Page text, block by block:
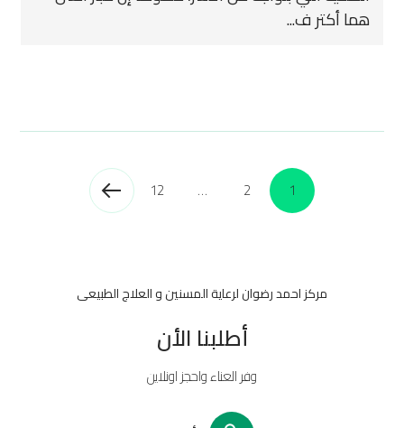
هما أكتر ف...
1
2
…
12
مركز احمد رضوان لرعاية المسنين و العلاج الطبيعى
أطلبنا الأن
وفر العناء واحجز اونلاين